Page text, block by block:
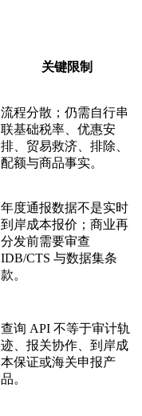
关键限制
流程分散；仍需自行串
联基础税率、优惠安
排、贸易救济、排除、
配额与商品事实。
年度通报数据不是实时
到岸成本报价；商业再
分发前需要审查
IDB/CTS 与数据集条
款。
查询 API 不等于审计轨
迹、报关协作、到岸成
本保证或海关申报产
品。